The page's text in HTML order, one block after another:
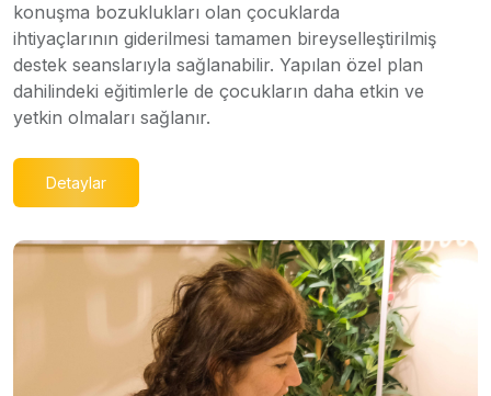
konuşma bozuklukları olan çocuklarda
ihtiyaçlarının giderilmesi tamamen bireyselleştirilmiş
destek seanslarıyla sağlanabilir. Yapılan özel plan
dahilindeki eğitimlerle de çocukların daha etkin ve
yetkin olmaları sağlanır.
Detaylar